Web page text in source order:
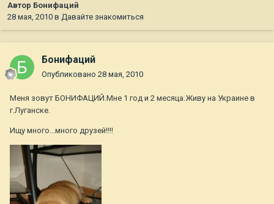
Автор Бонифаций
28 мая, 2010 в Давайте знакомиться
Бонифаций
Опубликовано 28 мая, 2010
Меня зовут БОНИФАЦИЙ.Мне 1 год и 2 месяца.Живу на Украине в
г.Луганске.
Ищу много...много друзей!!!!